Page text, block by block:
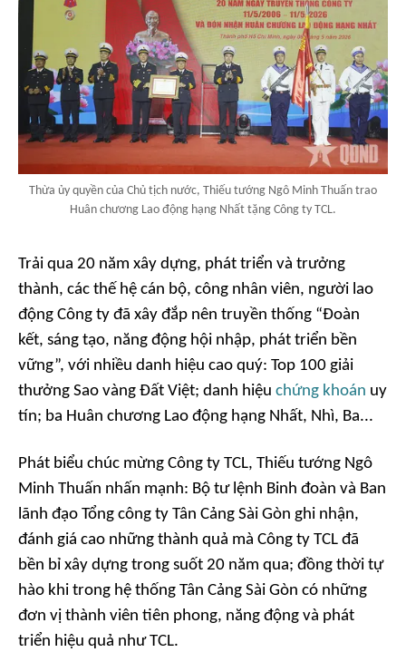
Thừa ủy quyền của Chủ tịch nước, Thiếu tướng Ngô Minh Thuấn trao
Huân chương Lao động hạng Nhất tặng Công ty TCL.
Trải qua 20 năm xây dựng, phát triển và trưởng
thành, các thế hệ cán bộ, công nhân viên, người lao
động Công ty đã xây đắp nên truyền thống “Đoàn
kết, sáng tạo, năng động hội nhập, phát triển bền
vững”, với nhiều danh hiệu cao quý: Top 100 giải
thưởng Sao vàng Đất Việt; danh hiệu chứng khoán uy
tín; ba Huân chương Lao động hạng Nhất, Nhì, Ba...
Phát biểu chúc mừng Công ty TCL, Thiếu tướng Ngô
Minh Thuấn nhấn mạnh: Bộ tư lệnh Binh đoàn và Ban
lãnh đạo Tổng công ty Tân Cảng Sài Gòn ghi nhận,
đánh giá cao những thành quả mà Công ty TCL đã
bền bỉ xây dựng trong suốt 20 năm qua; đồng thời tự
hào khi trong hệ thống Tân Cảng Sài Gòn có những
đơn vị thành viên tiên phong, năng động và phát
triển hiệu quả như TCL.